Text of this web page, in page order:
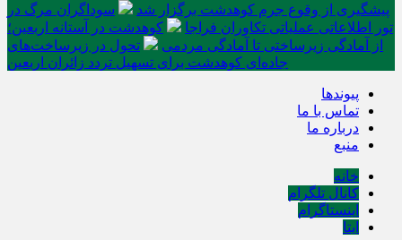
پیشگیری از وقوع جرم کوهدشت برگزار شد
سوداگران مرگ در
تور اطلاعاتی عملیاتی تکاوران فراجا
کوهدشت در آستانه اربعین؛
از آمادگی زیرساختی تا آمادگی مردمی
تحول در زیرساخت‌های
جاده‌ای کوهدشت برای تسهیل تردد زائران اربعین
پیوندها
تماس با ما
درباره ما
منبع
خانه
کانال تلگرام
اینستاگرام
ایتا